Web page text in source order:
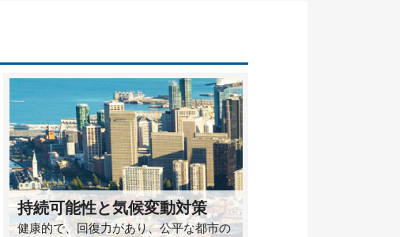
持続可能性と気候変動対策
健康的で、回復力があり、公平な都市の